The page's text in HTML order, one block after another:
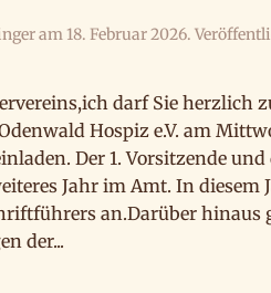
am 18. Februar 2026.
darf Sie herzlich
Hospiz e.V. am
Der 1. Vorsitzende
Jahr im Amt. In diesem
an.Darüber
der...